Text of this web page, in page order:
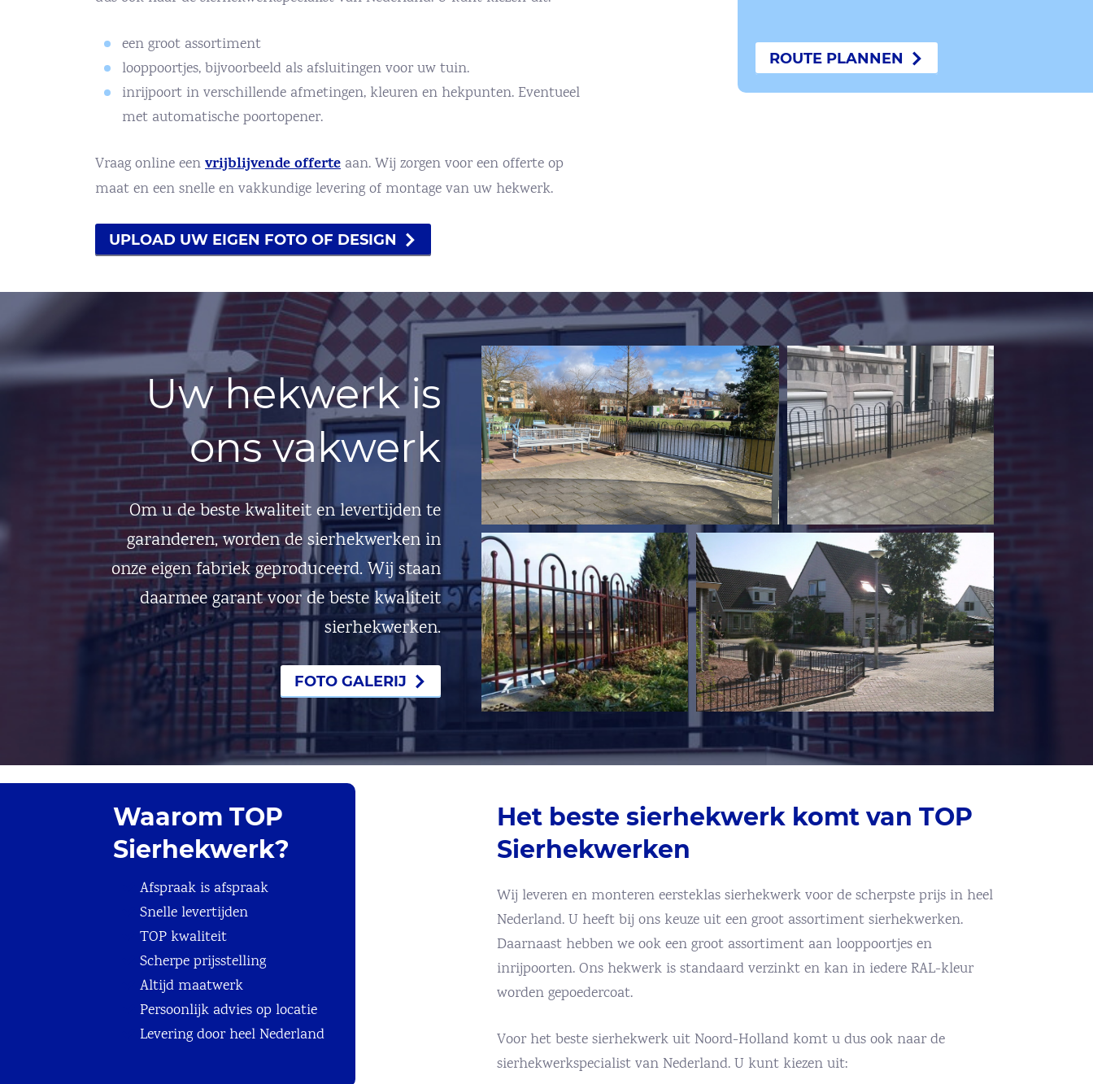
een groot assortiment
looppoortjes, bijvoorbeeld als afsluitingen voor uw tuin.
inrijpoort in verschillende afmetingen, kleuren en hekpunten. Eventueel
met automatische poortopener.
Vraag online eenvrijblijvende offerte aan. Wij zorgen voor een offerte op
maat en een snelle en vakkundige levering of montage van uw hekwerk.
UPLOAD UW EIGEN FOTO OF DESIGN
ROUTE PLANNEN
Uw hekwerk is
ons vakwerk
Om u de beste kwaliteit en levertijden te
garanderen, worden de sierhekwerken in
onze eigen fabriek geproduceerd. Wij staan
daarmee garant voor de beste kwaliteit
sierhekwerken.
FOTO GALERIJ
Het beste sierhekwerk komt van TOP
Sierhekwerken
Wij leveren en monteren eersteklas sierhekwerk voor de scherpste prijs in heel
Nederland. U heeft bij ons keuze uit een groot assortiment sierhekwerken.
Daarnaast hebben we ook een groot assortiment aan looppoortjes en
inrijpoorten. Ons hekwerk is standaard verzinkt en kan in iedere RAL-kleur
worden gepoedercoat.
Voor het beste sierhekwerk uit Noord-Holland komt u dus ook naar de
sierhekwerkspecialist van Nederland. U kunt kiezen uit:
Waarom TOP
Sierhekwerk?
Afspraak is afspraak
Snelle levertijden
TOP kwaliteit
Scherpe prijsstelling
Altijd maatwerk
Persoonlijk advies op locatie
Levering door heel Nederland